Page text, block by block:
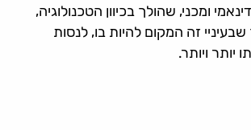
ומכני, שהולך בכיוון הטכנולוגיה,
שבעיניי זה המקום להיות בו, לנסות
יותר ויותר.